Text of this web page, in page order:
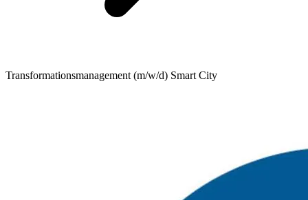
Transformationsmanagement (m/w/d) Smart City